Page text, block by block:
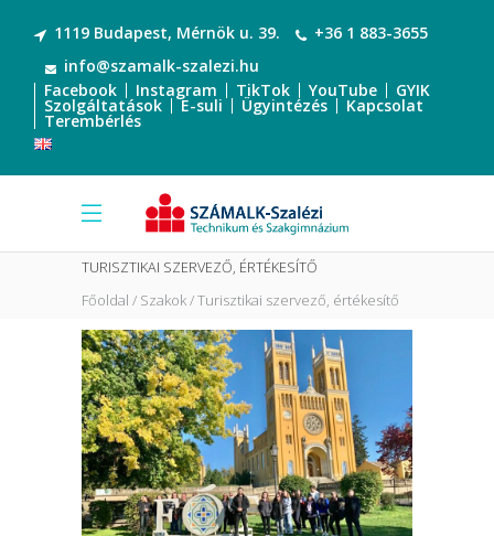
1119 Budapest, Mérnök u. 39.
+36 1 883-3655
info@szamalk-szalezi.hu
Facebook
Instagram TikTok YouTube GYIK
Szolgáltatások E-suli Ügyintézés Kapcsolat
Terembérlés
TURISZTIKAI SZERVEZŐ, ÉRTÉKESÍTŐ
Főoldal Szakok Turisztikai szervező, értékesítő